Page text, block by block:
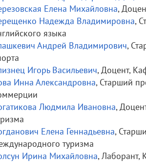
Елена Михайловна,
Надежда Владимировна,
языка
Андрей Владимирович,
Игорь Васильевич, Доцент,
Инна Александровна, Старший
Людмила Ивановна,
Елена Геннадьевна,
туризма
Ирина Михайловна, Лаборант,